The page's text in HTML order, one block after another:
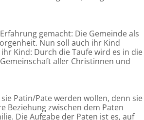
gemacht: Die Gemeinde als
Nun soll auch ihr Kind
Kind: Durch die Taufe wird es in die
aller Christinnen und
Patin/Pate werden wollen, denn sie
Beziehung zwischen dem Paten
Die Aufgabe der Paten ist es, auf